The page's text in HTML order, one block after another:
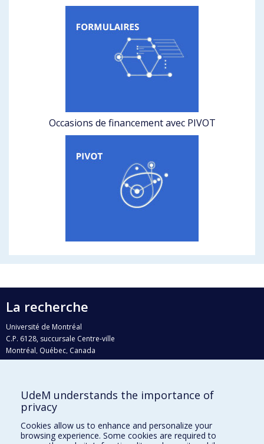
Occasions de financement avec PIVOT
La recherche
Université de Montréal
C.P. 6128, succursale Centre-ville
Montréal, Québec, Canada
H3C 3J7
Qui fait quoi?
Nous trouver
UdeM understands the importance of
privacy
Cookies allow us to enhance and personalize your
browsing experience. Some cookies are required to